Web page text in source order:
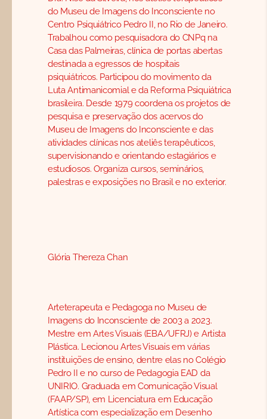
do Museu de Imagens do Inconsciente no
Centro Psiquiátrico Pedro II, no Rio de Janeiro.
Trabalhou como pesquisadora do CNPq na
Casa das Palmeiras, clínica de portas abertas
destinada a egressos de hospitais
psiquiátricos. Participou do movimento da
Luta Antimanicomial e da Reforma Psiquiátrica
brasileira. Desde 1979 coordena os projetos de
pesquisa e preservação dos acervos do
Museu de Imagens do Inconsciente e das
atividades clínicas nos ateliês terapêuticos,
supervisionando e orientando estagiários e
estudiosos. Organiza cursos, seminários,
palestras e exposições no Brasil e no exterior.
Glória Thereza Chan
Arteterapeuta e Pedagoga no Museu de
Imagens do Inconsciente de 2003 a 2023.
Mestre em Artes Visuais (EBA/UFRJ) e Artista
Plástica. Lecionou Artes Visuais em várias
instituições de ensino, dentre elas no Colégio
Pedro II e no curso de Pedagogia EAD da
UNIRIO. Graduada em Comunicação Visual
(FAAP/SP), em Licenciatura em Educação
Artística com especialização em Desenho